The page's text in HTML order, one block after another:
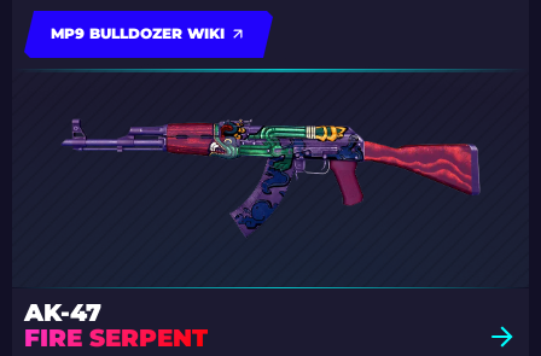
MP9 BULLDOZER WIKI
AK-47
FIRE SERPENT